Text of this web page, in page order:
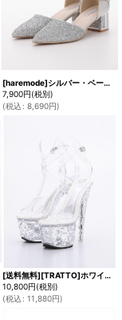
[haremode]シルバー・ベージュ・ブラック・グリッター・チャンキーヒール・5cm・アンクルストラップ・パンプス[即日発送]
7,900円(税別)
(税込: 8,690円)
[送料無料][TRATTO]ホワイト・クリア・オープントゥ・ストラップ・厚底・サンダル[即日発送]
10,800円(税別)
(税込 : 11,880円)